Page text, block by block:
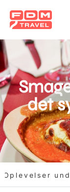
Gå
til
hovedindhold
det
Oplevelser